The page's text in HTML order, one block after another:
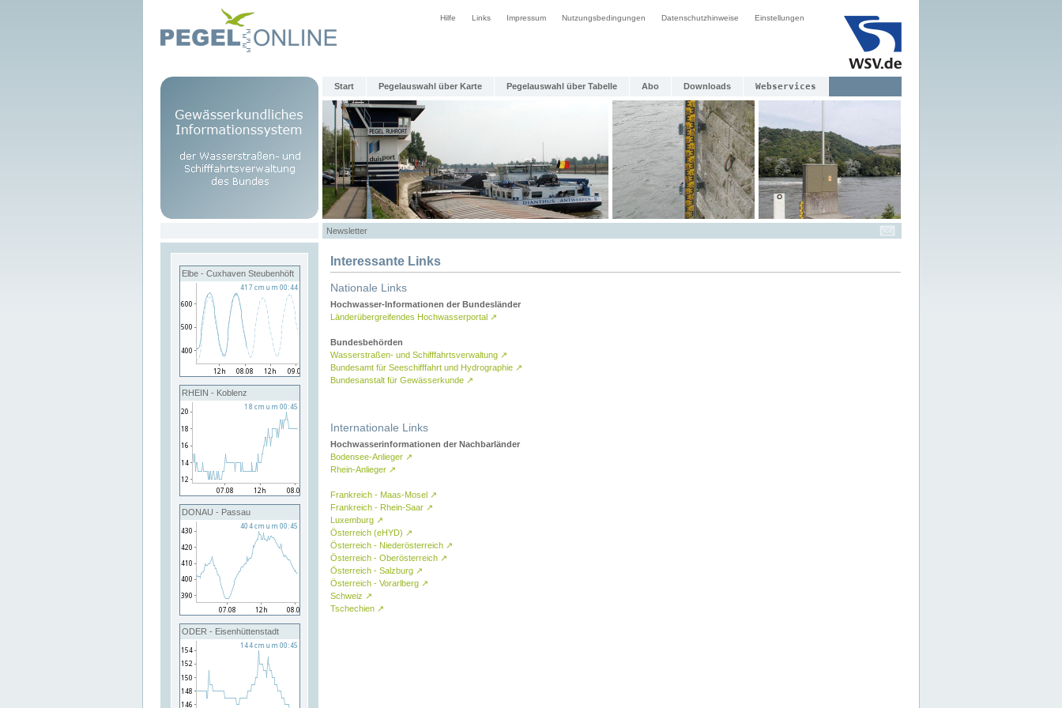
Hilfe Links Impressum Nutzungsbedingungen Datenschutzhinweise Einstellungen
Start Pegelauswahl über Karte Pegelauswahl über Tabelle Abo Downloads Webservices
Newsletter
Elbe - Cuxhaven Steubenhöft
RHEIN - Koblenz
DONAU - Passau
ODER - Eisenhüttenstadt
Interessante Links
Nationale Links
Hochwasser-Informationen der Bundesländer
Länderübergreifendes Hochwasserportal ↗
Bundesbehörden
Wasserstraßen- und Schifffahrtsverwaltung ↗
Bundesamt für Seeschifffahrt und Hydrographie ↗
Bundesanstalt für Gewässerkunde ↗
Internationale Links
Hochwasserinformationen der Nachbarländer
Bodensee-Anlieger ↗
Rhein-Anlieger ↗
Frankreich - Maas-Mosel ↗
Frankreich - Rhein-Saar ↗
Luxemburg ↗
Österreich (eHYD) ↗
Österreich - Niederösterreich ↗
Österreich - Oberösterreich ↗
Österreich - Salzburg ↗
Österreich - Vorarlberg ↗
Schweiz ↗
Tschechien ↗